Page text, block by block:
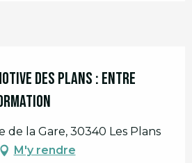
des Plans : entre
de la Gare, 30340 Les Plans
M'y rendre